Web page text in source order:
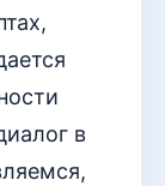
в